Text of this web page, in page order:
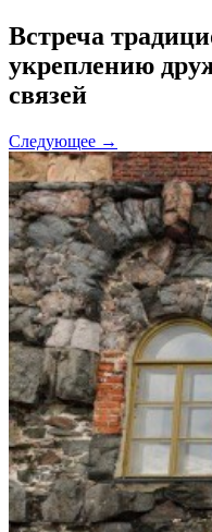
Встреча
укреплению
связей
Следующее →